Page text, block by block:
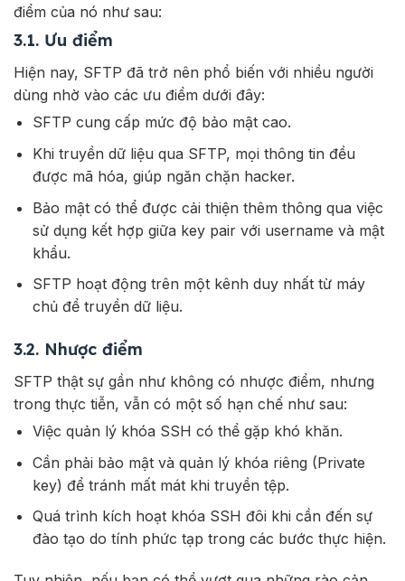
điểm của nó như sau:
3.1. Ưu điểm
Hiện nay, SFTP đã trở nên phổ biến với nhiều người
dùng nhờ vào các ưu điểm dưới đây:
SFTP cung cấp mức độ bảo mật cao.
Khi truyền dữ liệu qua SFTP, mọi thông tin đều
được mã hóa, giúp ngăn chặn hacker.
Bảo mật có thể được cải thiện thêm thông qua việc
sử dụng kết hợp giữa key pair với username và mật
khẩu.
SFTP hoạt động trên một kênh duy nhất từ máy
chủ để truyền dữ liệu.
3.2. Nhược điểm
SFTP thật sự gần như không có nhược điểm, nhưng
trong thực tiễn, vẫn có một số hạn chế như sau:
Việc quản lý khóa SSH có thể gặp khó khăn.
Cần phải bảo mật và quản lý khóa riêng (Private
key) để tránh mất mát khi truyền tệp.
Quá trình kích hoạt khóa SSH đôi khi cần đến sự
đào tạo do tính phức tạp trong các bước thực hiện.